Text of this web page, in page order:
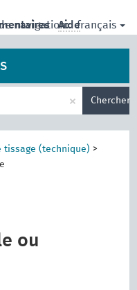
navigation: français
Aide
× Chercher
tissage (technique) >
ou